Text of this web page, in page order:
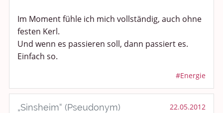
Im Moment fühle ich mich vollständig, auch ohne
festen Kerl.
Und wenn es passieren soll, dann passiert es.
Einfach so.
#Energie
„Sinsheim“ (Pseudonym) 22.05.2012